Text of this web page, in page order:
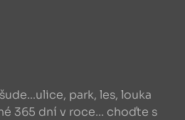
park, les, louka
365 dní v roce... choďte s